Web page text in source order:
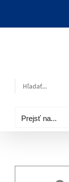
Hľadať:
Prejsť na...